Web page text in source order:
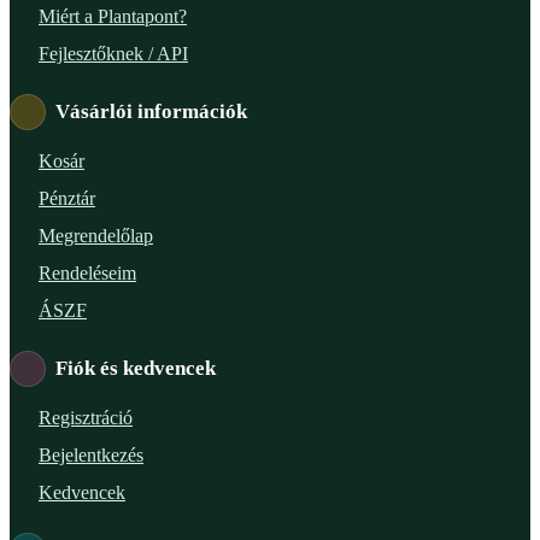
Miért a Plantapont?
Fejlesztőknek / API
Vásárlói információk
Kosár
Pénztár
Megrendelőlap
Rendeléseim
ÁSZF
Fiók és kedvencek
Regisztráció
Bejelentkezés
Kedvencek